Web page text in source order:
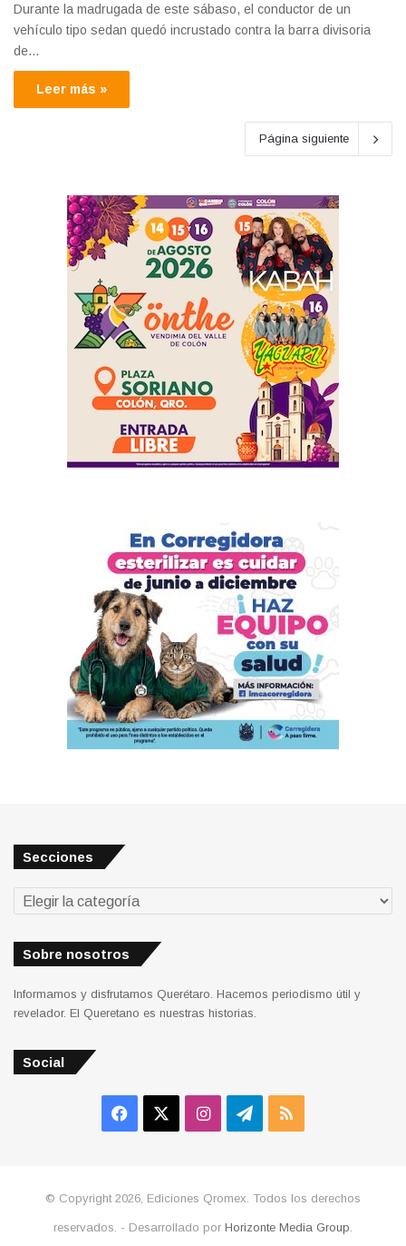
Durante la madrugada de este sábaso, el conductor de un
vehículo tipo sedan quedó incrustado contra la barra divisoria
de…
Leer más »
Página siguiente
Secciones
Secciones
Sobre nosotros
Informamos y disfrutamos Querétaro. Hacemos periodismo útil y
revelador. El Queretano es nuestras historias.
Social
Facebook InstagramTelegram
RSS
© Copyright 2026, Ediciones Qromex. Todos los derechos
reservados. - Desarrollado por Horizonte Media Group